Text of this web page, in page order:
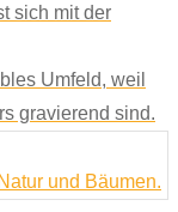
sich mit der
Umfeld, weil
gravierend sind.